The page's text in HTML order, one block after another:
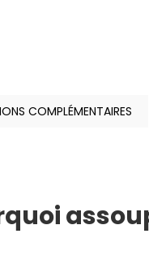
COMPLÉMENTAIRES